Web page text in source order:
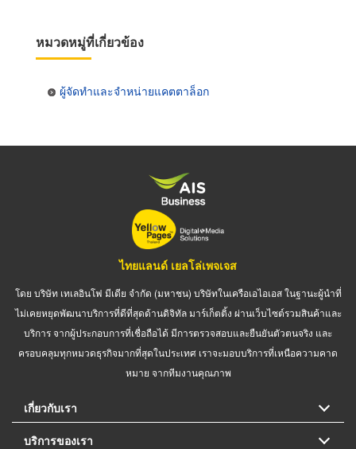
หมวดหมู่ที่เกี่ยวข้อง
ผู้จัดทำและจำหน่ายแคตตาล็อก
ไทยแลนด์ เยลโล่เพจเจส
โดย บริษัท เทเลอินโฟ มีเดีย จำกัด (มหาชน) บริษัทในเครือเอไอเอส ในฐานะผู้นำที่
ไม่เคยหยุดพัฒนาบริการที่ดีที่สุดด้านดิจิทัล มาร์เก็ตติ้ง ผ่านเว็บไซต์รวมสินค้าและ
บริการ จากผู้ประกอบการที่เชื่อถือได้ มีการตรวจสอบและยืนยันตัวตนจริง และ
ครอบคลุมทุกหมวดธุรกิจมากที่สุดในประเทศ เราจะมอบบริการที่เหนือความคาด
หมาย จากทีมงานคุณภาพ
เกี่ยวกับเรา
บริการของเรา